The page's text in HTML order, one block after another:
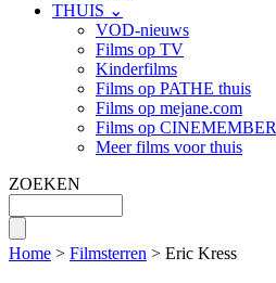
THUIS ⌄
VOD-nieuws
Films op TV
Kinderfilms
Films op PATHE thuis
Films op mejane.com
Films op CINEMEMBER
Meer films voor thuis
ZOEKEN
Home > Filmsterren > Eric Kress